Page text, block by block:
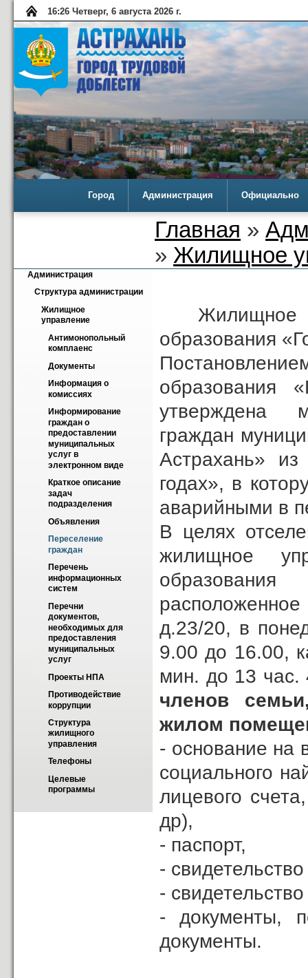
16:26 Четверг, 6 августа 2026 г.
Город Администрация Официально
Главная »
» Жилищное
Администрация
Структура администрации
Жилищное
управление
Антимонопольный
комплаенс
Документы
Информация о
комиссиях
Информирование
граждан о
предоставлении
муниципальных
услуг в
электронном виде
Краткое описание
задач
подразделения
Объявления
Переселение
граждан
Перечень
информационных
систем
Перечни
документов,
необходимых для
предоставления
муниципальных
услуг
Проекты НПА
Противодействие
коррупции
Структура
жилищного
управления
Телефоны
Целевые
программы
Жилищное
образования
образования
утверждена
граждан
Астрахань»
годах», в
аварийными в
В целях
жилищное
расположенное
д.23/20, в
9.00 до 16.00,
мин. до 13
членов
жилом
- основание на
социального
лицевого
др),
- паспорт,
-
-
- документы,
документы.